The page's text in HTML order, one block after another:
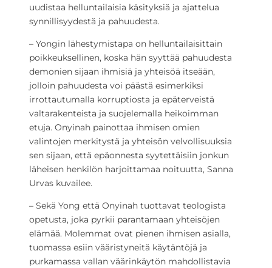
uudistaa helluntailaisia käsityksiä ja ajattelua
synnillisyydestä ja pahuudesta.
– Yongin lähestymistapa on helluntailaisittain
poikkeuksellinen, koska hän syyttää pahuudesta
demonien sijaan ihmisiä ja yhteisöä itseään,
jolloin pahuudesta voi päästä esimerkiksi
irrottautumalla korruptiosta ja epäterveistä
valtarakenteista ja suojelemalla heikoimman
etuja. Onyinah painottaa ihmisen omien
valintojen merkitystä ja yhteisön velvollisuuksia
sen sijaan, että epäonnesta syytettäisiin jonkun
läheisen henkilön harjoittamaa noituutta, Sanna
Urvas kuvailee.
– Sekä Yong että Onyinah tuottavat teologista
opetusta, joka pyrkii parantamaan yhteisöjen
elämää. Molemmat ovat pienen ihmisen asialla,
tuomassa esiin vääristyneitä käytäntöjä ja
purkamassa vallan väärinkäytön mahdollistavia